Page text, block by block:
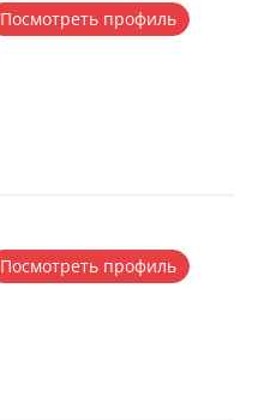
Посмотреть профиль
Посмотреть профиль